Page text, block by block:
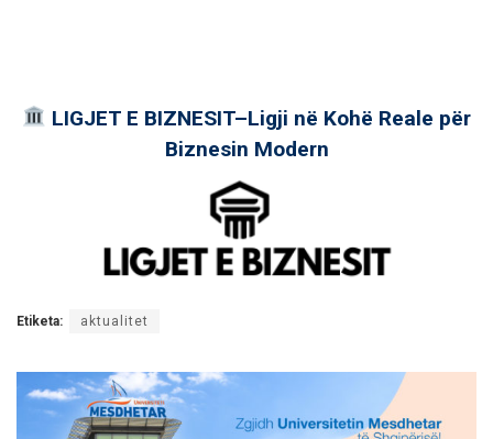
LIGJET E BIZNESIT–Ligji në Kohë Reale për
Biznesin Modern
Etiketa: aktualitet